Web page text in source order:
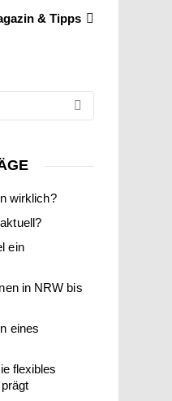
& Tipps
wirklich?
ein
in NRW bis
eines
flexibles